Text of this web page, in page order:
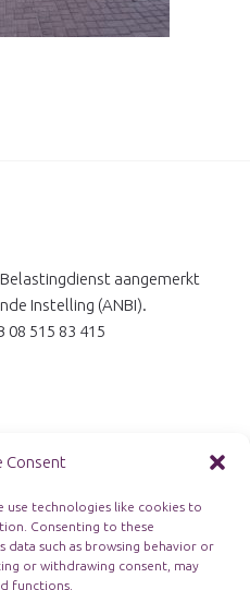
Consent
use technologies like cookies to
Consenting to these
data such as browsing behavior or
or withdrawing consent, may
functions.
aangemerkt
Instelling (ANBI).
08 515 83 415